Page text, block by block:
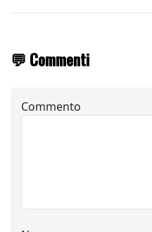
💬 Commenti